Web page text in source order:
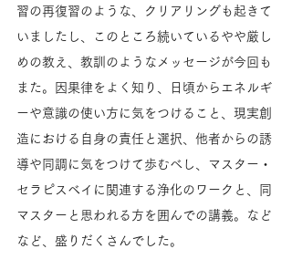
習の再復習のような、クリアリングも起きて
いましたし、このところ続いているやや厳し
めの教え、教訓のようなメッセージが今回も
また。因果律をよく知り、日頃からエネルギ
ーや意識の使い方に気をつけること、現実創
造における自身の責任と選択、他者からの誘
導や同調に気をつけて歩むべし、マスター・
セラピスベイに関連する浄化のワークと、同
マスターと思われる方を囲んでの講義。など
など、盛りだくさんでした。